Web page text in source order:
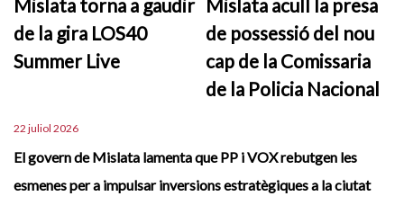
Mislata torna a gaudir
de la gira LOS40
Summer Live
Mislata acull la presa
de possessió del nou
cap de la Comissaria
de la Policia Nacional
22 juliol 2026
El govern de Mislata lamenta que PP i VOX rebutgen les
esmenes per a impulsar inversions estratègiques a la ciutat